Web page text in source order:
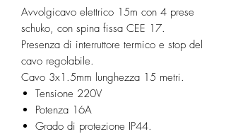
Avvolgicavo elettrico 15m con 4 prese
schuko, con spina fissa CEE 17.
Presenza di interruttore termico e stop del
cavo regolabile.
Cavo 3x1.5mm lunghezza 15 metri.
Tensione 220V
Potenza 16A
Grado di protezione IP44.